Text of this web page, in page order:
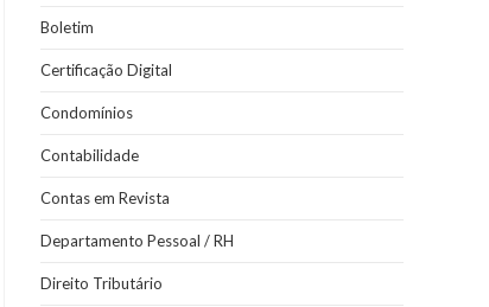
Boletim
Certificação Digital
Condomínios
Contabilidade
Contas em Revista
Departamento Pessoal / RH
Direito Tributário